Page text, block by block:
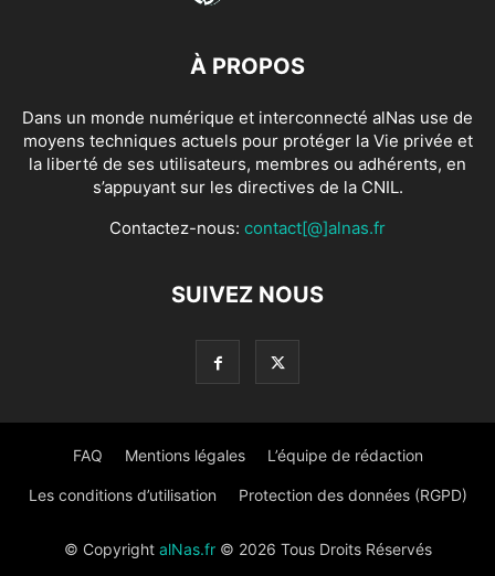
À PROPOS
Dans un monde numérique et interconnecté alNas use de
moyens techniques actuels pour protéger la Vie privée et
la liberté de ses utilisateurs, membres ou adhérents, en
s’appuyant sur les directives de la CNIL.
Contactez-nous: contact[@]alnas.fr
SUIVEZ NOUS
FAQ Mentions légales L’équipe de rédaction
Les conditions d’utilisation Protection des données (RGPD)
© Copyright alNas.fr© 2026 Tous Droits Réservés